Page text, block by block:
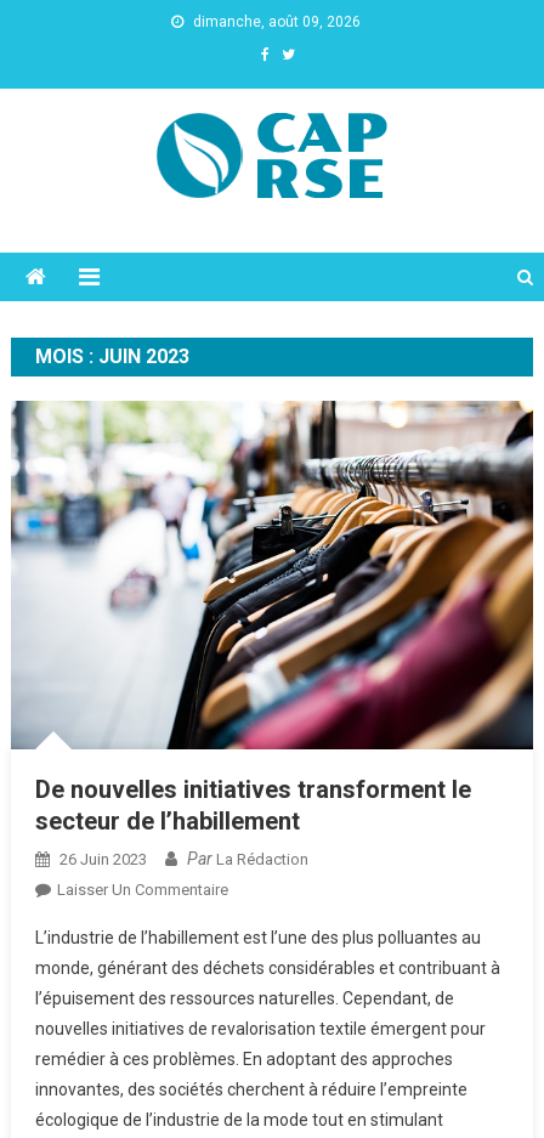
dimanche, août 09, 2026
MOIS : JUIN 2023
De nouvelles initiatives transforment le
secteur de l’habillement
26 Juin 2023 Par La Rédaction
Laisser Un CommentaireSur
Nouvelles
Initiatives
Transforment
Le
Secteur
De
L’habillement
L’industrie de l’habillement est l’une des plus polluantes au
monde, générant des déchets considérables et contribuant à
l’épuisement des ressources naturelles. Cependant, de
nouvelles initiatives de revalorisation textile émergent pour
remédier à ces problèmes. En adoptant des approches
innovantes, des sociétés cherchent à réduire l’empreinte
écologique de l’industrie de la mode tout en stimulant